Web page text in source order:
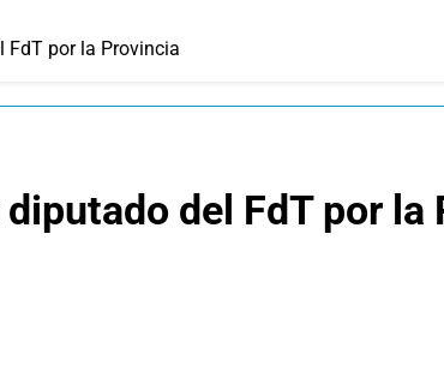
FdT por la Provincia
del FdT por la